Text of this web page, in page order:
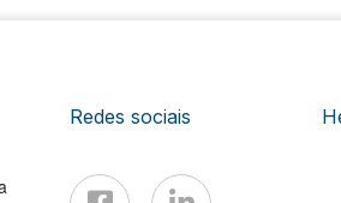
Redes sociais